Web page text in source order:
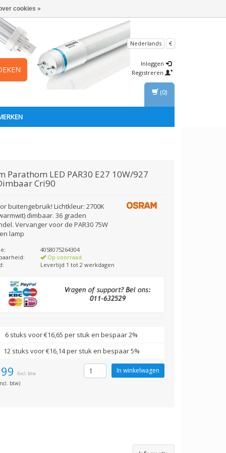
Nederlands €
Inloggen
Registreren
(0)
Parathom LED PAR30 E27 10W/927
Cri90
buitengebruik! Lichtkleur: 2700K
dimbaar. 36 graden
Vervanger voor de PAR30 75W
lamp
4058075264304
Op voorraad
Levertijd 1 tot 2 werkdagen
6 stuks voor €16,65 per stuk en bespaar 2%
12 stuks voor €16,14 per stuk en bespaar 5%
Excl. btw
btw)
cookies »